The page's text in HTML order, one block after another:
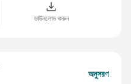
ডাউনলোড করুন
অনুসরণ